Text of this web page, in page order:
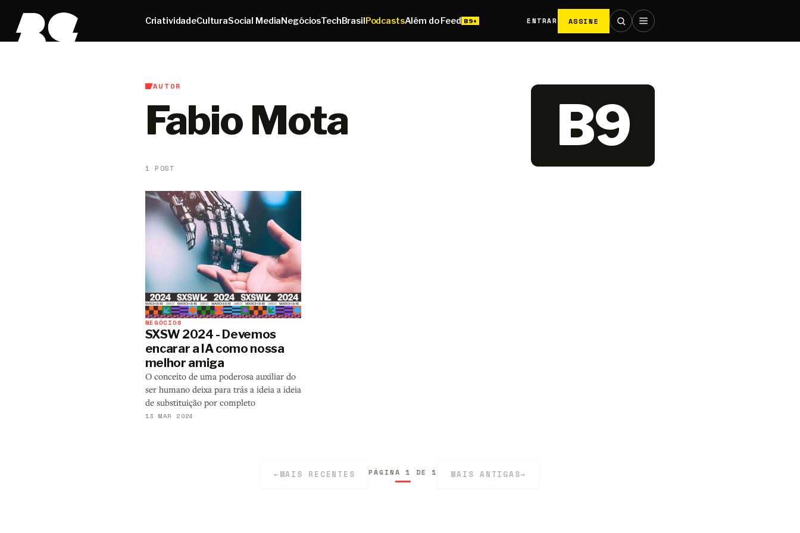
CriatividadeCulturaSocial MediaNegóciosTechBrasilPodcastsAlém do Feed ENTRAR ASSINE
AUTOR
Fabio Mota
1 POST
B9
NEGÓCIOS
SXSW 2024 - Devemos
encarar a IA como nossa
melhor amiga
O conceito de uma poderosa auxiliar do
ser humano deixa para trás a ideia a ideia
de substituição por completo
13 MAR 2024
←MAIS RECENTES PÁGINA 1 DE 1 MAIS ANTIGAS→